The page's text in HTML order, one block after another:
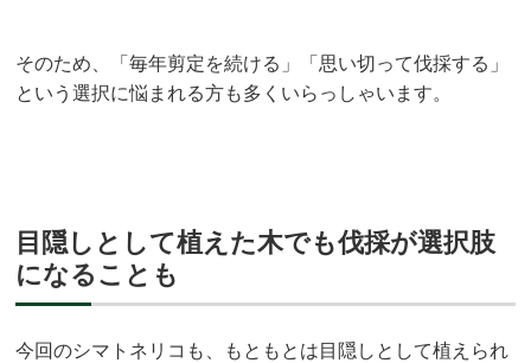
そのため、「毎年剪定を続ける」「思い切って伐採する」
という選択に悩まれる方も多くいらっしゃいます。
目隠しとして植えた木でも伐採が選択肢
になることも
今回のシマトネリコも、もともとは目隠しとして植えられ